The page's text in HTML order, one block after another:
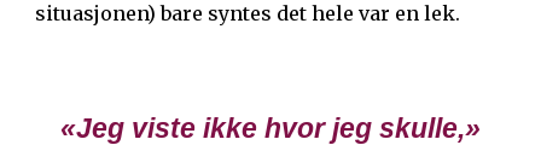
situasjonen) bare syntes det hele var en lek.
«Jeg viste ikke hvor jeg skulle,»